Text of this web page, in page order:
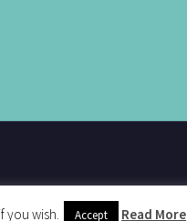
you wish.
Accept Read More